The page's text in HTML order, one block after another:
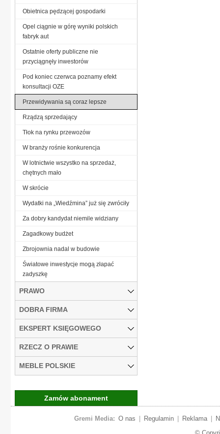
Obietnica pędzącej gospodarki
Opel ciągnie w górę wyniki polskich
fabryk aut
Ostatnie oferty publiczne nie
przyciągnęły inwestorów
Pod koniec czerwca poznamy efekt
konsultacji OZE
Przewidywania są coraz lepsze
Rządzą sprzedający
Tłok na rynku przewozów
W branży rośnie konkurencja
W lotnictwie wszystko na sprzedaż,
chętnych mało
W skrócie
Wydatki na „Wiedźmina” już się zwróciły
Za dobry kandydat niemile widziany
Zagadkowy budżet
Zbrojownia nadal w budowie
Światowe inwestycje mogą złapać
zadyszkę
PRAWO
DOBRA FIRMA
EKSPERT KSIĘGOWEGO
RZECZ O PRAWIE
MEBLE POLSKIE
Zamów abonament
Gremi Media: O nas Regulamin Reklama